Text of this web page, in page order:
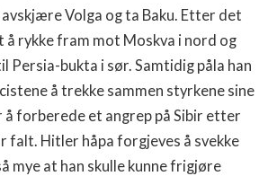
Volga og ta Baku. Etter det
å rykke fram mot Moskva i nord og
Persia-bukta i sør. Samtidig påla han
å trekke sammen styrkene sine
forberede et angrep på Sibir etter
falt. Hitler håpa forgjeves å svekke
mye at han skulle kunne frigjøre